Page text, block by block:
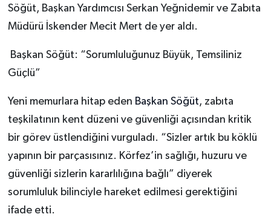
Söğüt, Başkan Yardımcısı Serkan Yeğnidemir ve Zabıta
Müdürü İskender Mecit Mert de yer aldı.
Başkan Söğüt: “Sorumluluğunuz Büyük, Temsiliniz
Güçlü”
Yeni memurlara hitap eden Başkan Söğüt, zabıta
teşkilatının kent düzeni ve güvenliği açısından kritik
bir görev üstlendiğini vurguladı. “Sizler artık bu köklü
yapının bir parçasısınız. Körfez’in sağlığı, huzuru ve
güvenliği sizlerin kararlılığına bağlı” diyerek
sorumluluk bilinciyle hareket edilmesi gerektiğini
ifade etti.